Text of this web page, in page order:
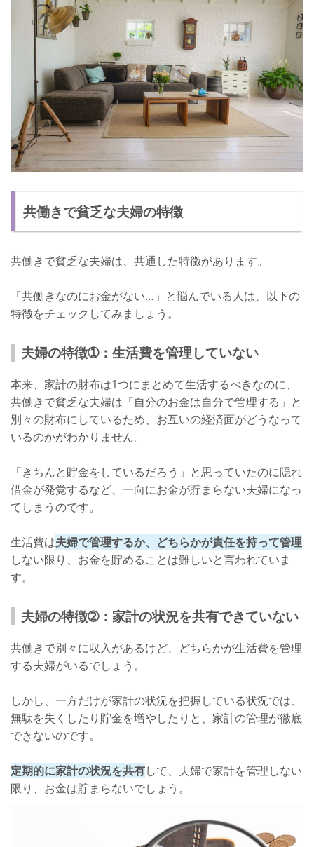
共働きで貧乏な夫婦の特徴
共働きで貧乏な夫婦は、共通した特徴があります。
「共働きなのにお金がない…」と悩んでいる人は、以下の
特徴をチェックしてみましょう。
夫婦の特徴➀：生活費を管理していない
本来、家計の財布は1つにまとめて生活するべきなのに、
共働きで貧乏な夫婦は「自分のお金は自分で管理する」と
別々の財布にしているため、お互いの経済面がどうなって
いるのかがわかりません。
「きちんと貯金をしているだろう」と思っていたのに隠れ
借金が発覚するなど、一向にお金が貯まらない夫婦になっ
てしまうのです。
生活費は夫婦で管理するか、どちらかが責任を持って管理
しない限り、お金を貯めることは難しいと言われていま
す。
夫婦の特徴➁：家計の状況を共有できていない
共働きで別々に収入があるけど、どちらかが生活費を管理
する夫婦がいるでしょう。
しかし、一方だけが家計の状況を把握している状況では、
無駄を失くしたり貯金を増やしたりと、家計の管理が徹底
できないのです。
定期的に家計の状況を共有して、夫婦で家計を管理しない
限り、お金は貯まらないでしょう。